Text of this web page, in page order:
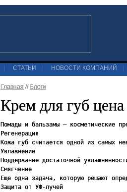
СТАТЬИ НОВОСТИ КОМПАНИЙ
Главная // Блоги
Крем для губ цена
Помады и бальзамы – косметические
Регенерация
Кожа губ считается одной из самых
Увлажнение
Поддержание достаточной
Смягчение
Еще одна задача, которую решают
Защита от УФ-лучей